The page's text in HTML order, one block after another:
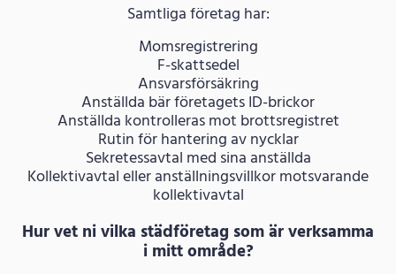
Samtliga företag har:
Momsregistrering
F-skattsedel
Ansvarsförsäkring
Anställda bär företagets ID-brickor
Anställda kontrolleras mot brottsregistret
Rutin för hantering av nycklar
Sekretessavtal med sina anställda
Kollektivavtal eller anställningsvillkor motsvarande
kollektivavtal
Hur vet ni vilka städföretag som är verksamma
i mitt område?